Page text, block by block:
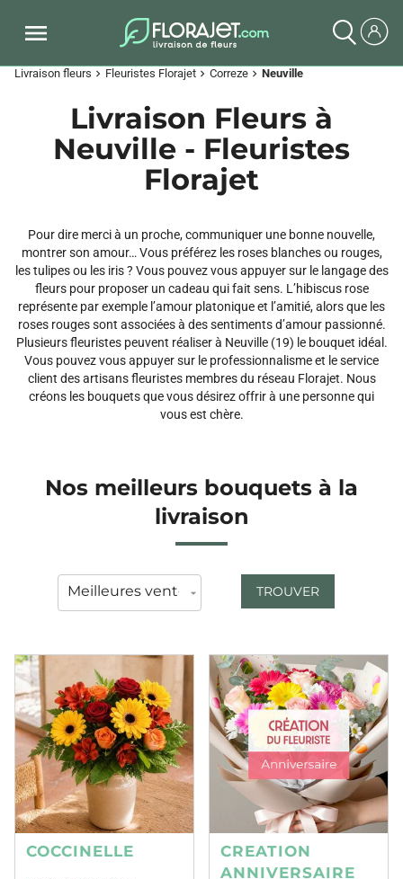
Livraison fleurs chevron_right Fleuristes Florajet chevron_right Correze chevron_right Neuville
Livraison Fleurs à
Neuville - Fleuristes
Florajet
Pour dire merci à un proche, communiquer une bonne nouvelle,
montrer son amour… Vous préférez les roses blanches ou rouges,
les tulipes ou les iris ? Vous pouvez vous appuyer sur le langage des
fleurs pour proposer un cadeau qui fait sens. L’hibiscus rose
représente par exemple l’amour platonique et l’amitié, alors que les
roses rouges sont associées à des sentiments d’amour passionné.
Plusieurs fleuristes peuvent réaliser à Neuville (19) le bouquet idéal.
Vous pouvez vous appuyer sur le professionnalisme et le service
client des artisans fleuristes membres du réseau Florajet. Nous
créons les bouquets que vous désirez offrir à une personne qui
vous est chère.
Nos meilleurs bouquets à la
livraison
TROUVER
COCCINELLE
CREATION
ANNIVERSAIRE